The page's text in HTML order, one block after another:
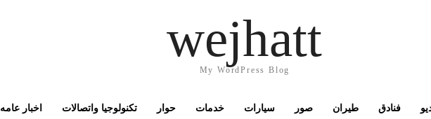
wejhatt
My WordPress Blog
اخبار عامه تكنولوجيا واتصالات حوار خدمات سيارات صور طيران فنادق